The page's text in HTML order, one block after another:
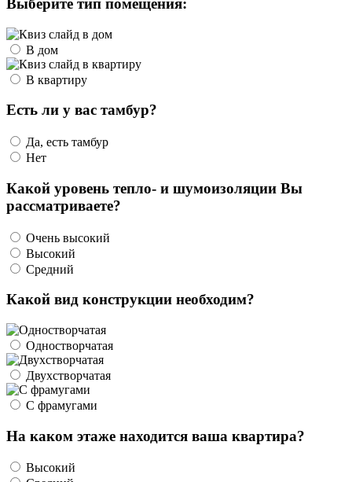
Выберите тип помещения:
В дом
В квартиру
Есть ли у вас тамбур?
Да, есть тамбур
Нет
Какой уровень тепло- и шумоизоляции Вы
рассматриваете?
Очень высокий
Высокий
Средний
Какой вид конструкции необходим?
Одностворчатая
Двухстворчатая
С фрамугами
На каком этаже находится ваша квартира?
Высокий